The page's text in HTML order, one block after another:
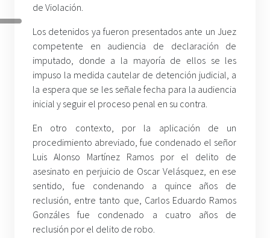
de Violación.
Los detenidos ya fueron presentados ante un Juez
competente en audiencia de declaración de
imputado, donde a la mayoría de ellos se les
impuso la medida cautelar de detención judicial, a
la espera que se les señale fecha para la audiencia
inicial y seguir el proceso penal en su contra.
En otro contexto, por la aplicación de un
procedimiento abreviado, fue condenado el señor
Luis Alonso Martínez Ramos por el delito de
asesinato en perjuicio de Oscar Velásquez, en ese
sentido, fue condenando a quince años de
reclusión, entre tanto que, Carlos Eduardo Ramos
Gonzáles fue condenado a cuatro años de
reclusión por el delito de robo.